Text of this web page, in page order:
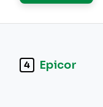
4 Epicor